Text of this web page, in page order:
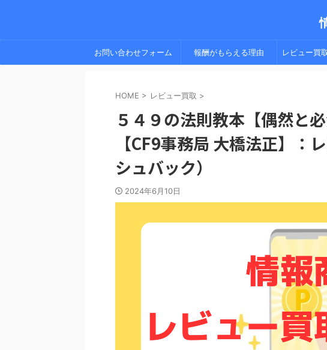
お問い合わせフォーム 報酬がもらえる理由 レビュー買
HOME > レビュー買取 >
５４９の法則教本【偶然と
【CF9事務局 大橋法正】
シュバック）
2024年6月10日